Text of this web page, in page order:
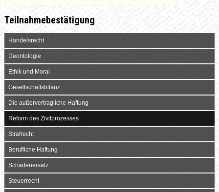
Teilnahmebestätigung
Handelsrecht
Deontologie
Ethik und Moral
Gesellschaftsbilanz
Die außervertragliche Haftung
Reform des Zivilprozesses
Strafrecht
Berufliche Haftung
Schadenersatz
Steuerrecht